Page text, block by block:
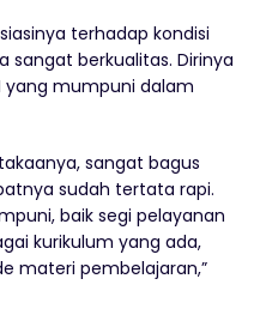
terhadap kondisi
berkualitas. Dirinya
yang mumpuni dalam
sangat bagus
sudah tertata rapi.
baik segi pelayanan
kurikulum yang ada,
materi pembelajaran,”